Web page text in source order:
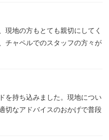
現地の方もとても親切にしてく
チャペルでのスタッフの方々が
を持ち込みました。現地につい
切なアドバイスのおかげで普段